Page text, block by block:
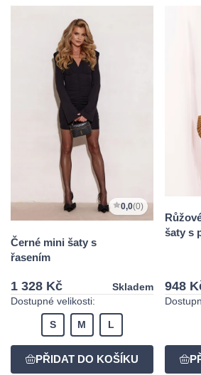
0,0(0)
Černé mini šaty s
řasením
1 328 Kč
Skladem
Dostupné velikosti:
S M L
šaty s
948